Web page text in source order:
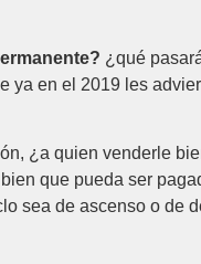
¿qué
ya en el 2019 les
¿a quien venderle
que pueda ser
sea de ascenso o de